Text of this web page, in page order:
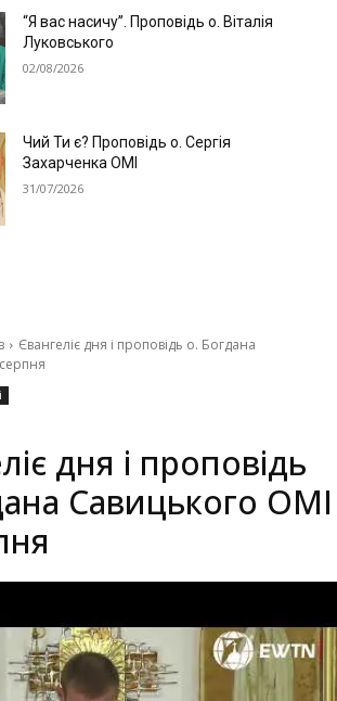
“Я вас насичу”. Проповідь о. Віталія
Луковського
02/08/2026
Чий Ти є? Проповідь о. Сергія
Захарченка ОМІ
31/07/2026